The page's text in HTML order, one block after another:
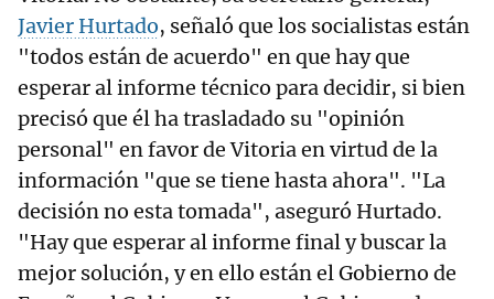
Javier Hurtado, señaló que los socialistas están
"todos están de acuerdo" en que hay que
esperar al informe técnico para decidir, si bien
precisó que él ha trasladado su "opinión
personal" en favor de Vitoria en virtud de la
información "que se tiene hasta ahora". "La
decisión no esta tomada", aseguró Hurtado.
"Hay que esperar al informe final y buscar la
mejor solución, y en ello están el Gobierno de